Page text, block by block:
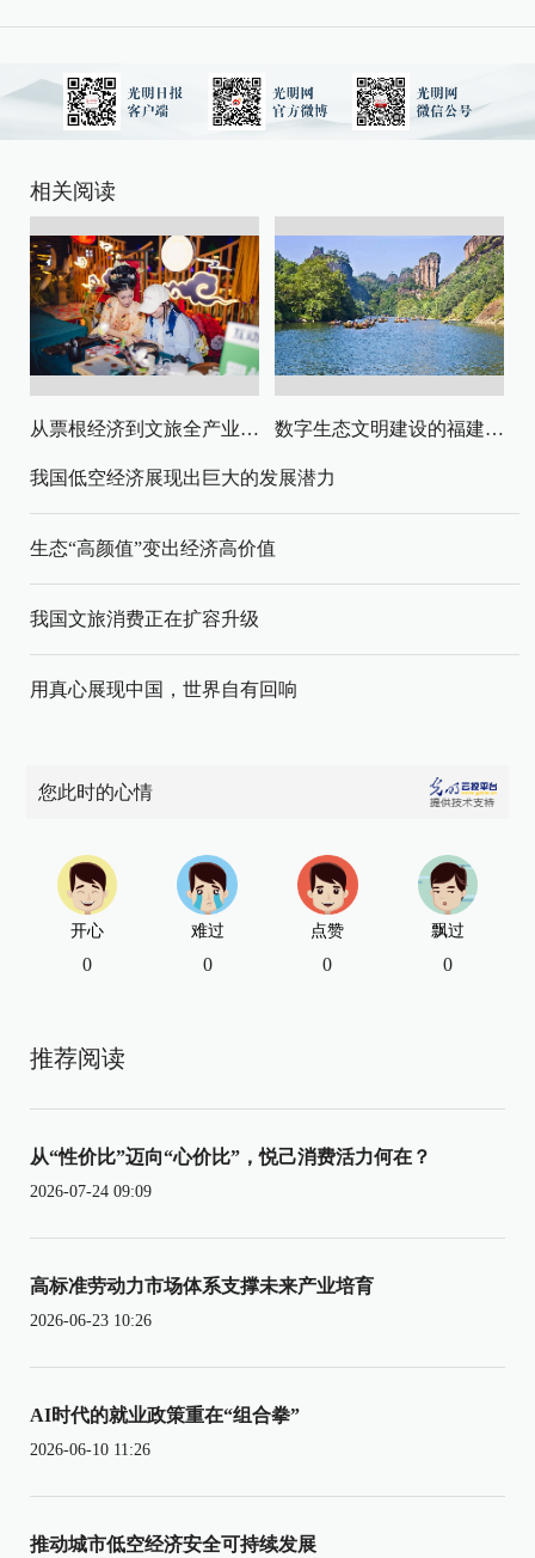
相关阅读
从票根经济到文旅全产业链升级 数字生态文明建设的福建路径与启示
我国低空经济展现出巨大的发展潜力
生态“高颜值”变出经济高价值
我国文旅消费正在扩容升级
用真心展现中国，世界自有回响
您此时的心情
开心
0
难过
0
点赞
0
飘过
0
推荐阅读
从“性价比”迈向“心价比”，悦己消费活力何在？
2026-07-24 09:09
高标准劳动力市场体系支撑未来产业培育
2026-06-23 10:26
AI时代的就业政策重在“组合拳”
2026-06-10 11:26
推动城市低空经济安全可持续发展